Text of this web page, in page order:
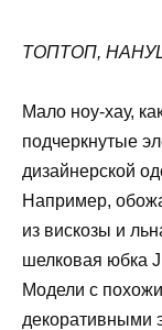
ТОПТОП,
Мало ноу-хау,
подчеркнутые
дизайнерской
Например,
из вискозы и
шелковая юбка
Модели с
декоративными